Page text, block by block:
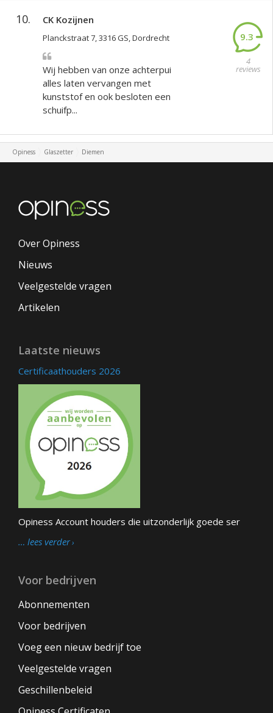
10. CK Kozijnen
Planckstraat 7, 3316 GS, Dordrecht 9.3
4
reviews
Wij hebben van onze achterpui
alles laten vervangen met
kunststof en ook besloten een
schuifp...
Opiness Glaszetter Diemen
Over Opiness
Nieuws
Veelgestelde vragen
Artikelen
Laatste nieuws
Certificaathouders 2026
Opiness Account houders die uitzonderlijk goede ser
… lees verder
Voor bedrijven
Abonnementen
Voor bedrijven
Voeg een nieuw bedrijf toe
Veelgestelde vragen
Geschillenbeleid